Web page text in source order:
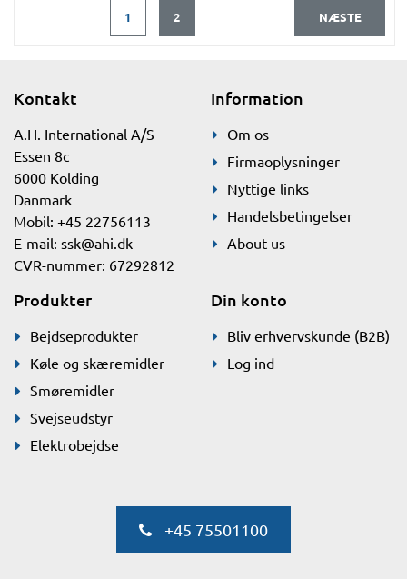
1 2 NÆSTE
Kontakt
A.H. International A/S
Essen 8c
6000 Kolding
Danmark
Mobil: +45 22756113
E-mail: ssk@ahi.dk
CVR-nummer: 67292812
Information
Om os
Firmaoplysninger
Nyttige links
Handelsbetingelser
About us
Produkter
Bejdseprodukter
Køle og skæremidler
Smøremidler
Svejseudstyr
Elektrobejdse
Din konto
Bliv erhvervskunde (B2B)
Log ind
+45 75501100